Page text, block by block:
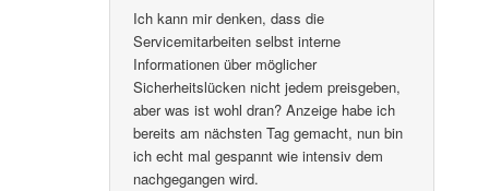
Ich kann mir denken, dass die
Servicemitarbeiten selbst interne
Informationen über möglicher
Sicherheitslücken nicht jedem preisgeben,
aber was ist wohl dran? Anzeige habe ich
bereits am nächsten Tag gemacht, nun bin
ich echt mal gespannt wie intensiv dem
nachgegangen wird.